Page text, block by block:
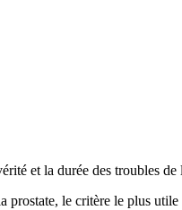
et la durée des troubles de
prostate, le critère le plus